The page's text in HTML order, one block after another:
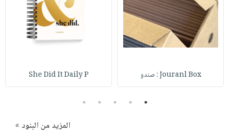
Jouranl Box : صندو She Did It Daily P
1
2
3
4
5
المزيد من البنود »